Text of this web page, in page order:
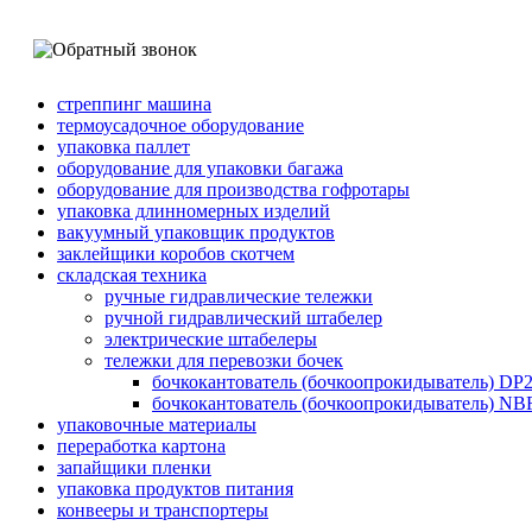
стреппинг машина
термоусадочное оборудование
упаковка паллет
оборудование для упаковки багажа
оборудование для производства гофротары
упаковка длинномерных изделий
вакуумный упаковщик продуктов
заклейщики коробов скотчем
складская техника
ручные гидравлические тележки
ручной гидравлический штабелер
электрические штабелеры
тележки для перевозки бочек
бочкокантователь (бочкоопрокидыватель)
бочкокантователь (бочкоопрокидыватель)
упаковочные материалы
переработка картона
запайщики пленки
упаковка продуктов питания
конвееры и транспортеры